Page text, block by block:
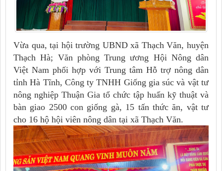
Vừa qua, tại hội trường UBND xã Thạch Văn, huyện
Thạch Hà; Văn phòng Trung ương Hội Nông dân
Việt Nam phối hợp với Trung tâm Hỗ trợ nông dân
tỉnh Hà Tĩnh, Công ty TNHH Giống gia súc và vật tư
nông nghiệp Thuận Gia tổ chức tập huấn kỹ thuật và
bàn giao 2500 con giống gà, 15 tấn thức ăn, vật tư
cho 16 hộ hội viên nông dân tại xã Thạch Văn.